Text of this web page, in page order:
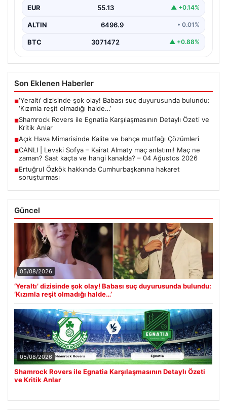
bir…
EUR 55.13 ▲ +0.14%
ALTIN 6496.9 • 0.01%
BTC 3071472 ▲ +0.88%
Son Eklenen Haberler
■‘Yeraltı’ dizisinde şok olay! Babası suç duyurusunda bulundu:
‘Kızımla reşit olmadığı halde…’
■Shamrock Rovers ile Egnatia Karşılaşmasının Detaylı Özeti ve
Kritik Anlar
■Açık Hava Mimarisinde Kalite ve bahçe mutfağı Çözümleri
■CANLI | Levski Sofya – Kairat Almaty maç anlatımı! Maç ne
zaman? Saat kaçta ve hangi kanalda? – 04 Ağustos 2026
■Ertuğrul Özkök hakkında Cumhurbaşkanına hakaret
soruşturması
Güncel
05/08/2026
‘Yeraltı’ dizisinde şok olay! Babası suç duyurusunda bulundu:
‘Kızımla reşit olmadığı halde…’
05/08/2026
Shamrock Rovers ile Egnatia Karşılaşmasının Detaylı Özeti
ve Kritik Anlar